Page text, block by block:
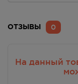
0
ОТЗЫВЫ
На данный